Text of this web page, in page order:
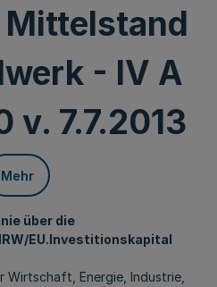
- IV A
v. 7.7.2013
Mehr
über die
EU.Investitionskapital
Wirtschaft, Energie, Industrie,